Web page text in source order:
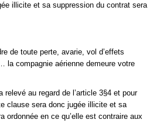
illicite et sa suppression du contrat sera
de toute perte, avarie, vol d’effets
la compagnie aérienne demeure votre
relevé au regard de l’article 3§4 et pour
clause sera donc jugée illicite et sa
ordonnée en ce qu’elle est contraire aux